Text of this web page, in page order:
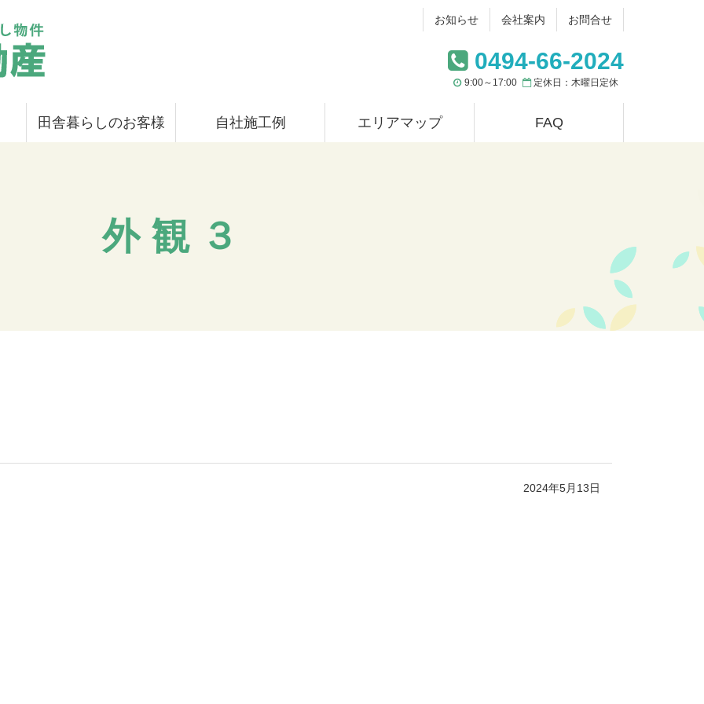
0494-66-2024
9:00～17:00 定休日：木曜日定休
お知らせ 会社案内 お問合せ
田舎暮らしのお客様 自社施工例 エリアマップ FAQ
外観３
2024年5月13日